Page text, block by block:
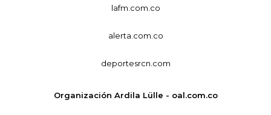
lafm.com.co
alerta.com.co
deportesrcn.com
Organización Ardila Lülle - oal.com.co